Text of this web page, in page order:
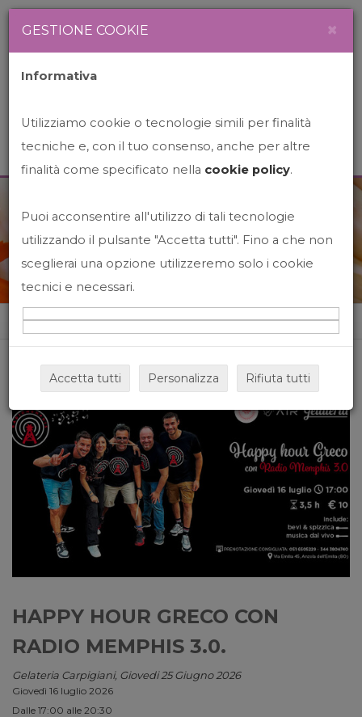
News&Events
Home News&events
HAPPY HOUR GRECO CON
RADIO MEMPHIS 3.0.
Gelateria Carpigiani, Giovedi 25 Giugno 2026
Giovedì 16 luglio 2026
Dalle 17:00 alle 20:30
GESTIONE COOKIE ×
Informativa
Utilizziamo cookie o tecnologie simili per finalità
tecniche e, con il tuo consenso, anche per altre
finalità come specificato nella cookie policy.
Puoi acconsentire all'utilizzo di tali tecnologie
utilizzando il pulsante "Accetta tutti". Fino a che non
sceglierai una opzione utilizzeremo solo i cookie
tecnici e necessari.
Accetta tutti Personalizza Rifiuta tutti